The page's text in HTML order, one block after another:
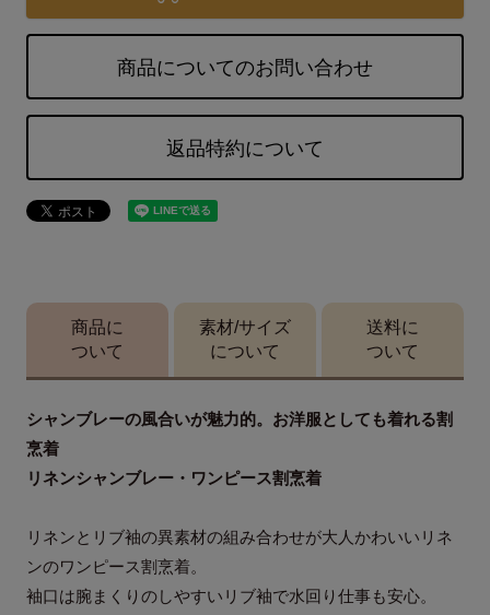
商品についてのお問い合わせ
返品特約について
商品に
ついて
素材/サイズ
について
送料に
ついて
シャンブレーの風合いが魅力的。お洋服としても着れる割
烹着
リネンシャンブレー・ワンピース割烹着
リネンとリブ袖の異素材の組み合わせが大人かわいいリネ
ンのワンピース割烹着。
袖口は腕まくりのしやすいリブ袖で水回り仕事も安心。